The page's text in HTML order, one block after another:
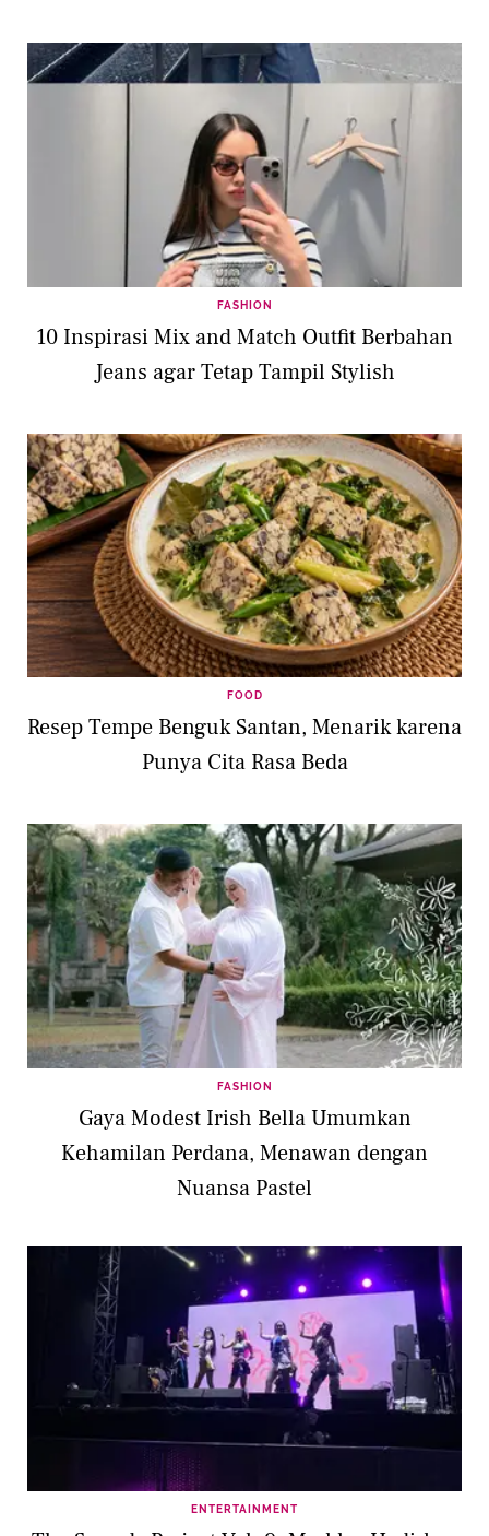
FASHION
10 Inspirasi Mix and Match Outfit Berbahan
Jeans agar Tetap Tampil Stylish
FOOD
Resep Tempe Benguk Santan, Menarik karena
Punya Cita Rasa Beda
FASHION
Gaya Modest Irish Bella Umumkan
Kehamilan Perdana, Menawan dengan
Nuansa Pastel
ENTERTAINMENT